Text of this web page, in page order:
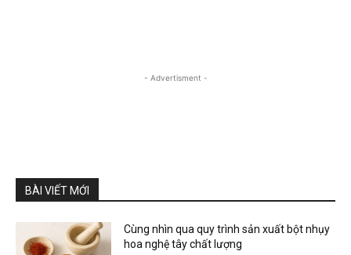
- Advertisment -
BÀI VIẾT MỚI
Cùng nhìn qua quy trình sản xuất bột nhụy
hoa nghệ tây chất lượng